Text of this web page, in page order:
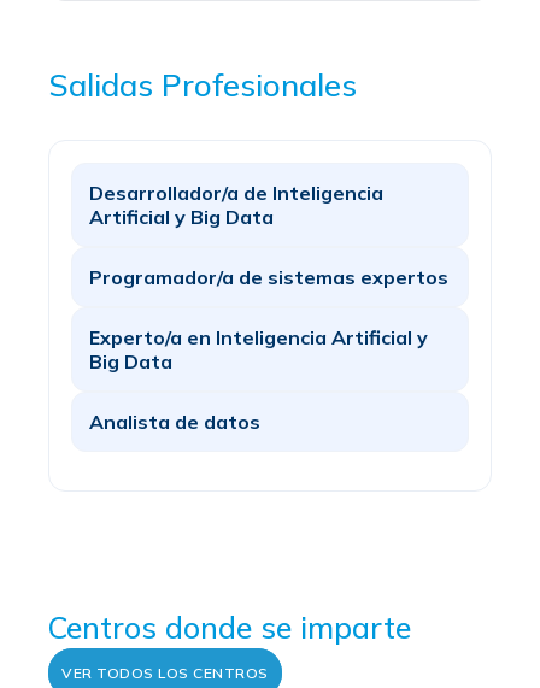
Salidas Profesionales
Desarrollador/a de Inteligencia
Artificial y Big Data
Programador/a de sistemas expertos
Experto/a en Inteligencia Artificial y
Big Data
Analista de datos
Centros donde se imparte
VER TODOS LOS CENTROS